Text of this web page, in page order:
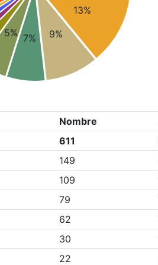
13%
9%
7%
5%
Nombre
611
149
109
79
62
30
22